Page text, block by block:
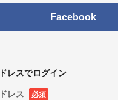
Facebook
レスでログイン
レス 必須